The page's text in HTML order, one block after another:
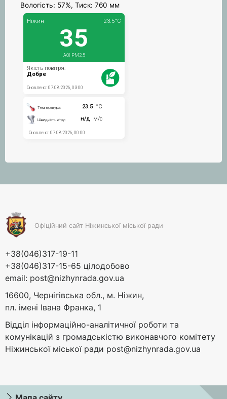
Вологість: 57%, Тиск: 760 мм
Офіційний сайт Ніжинської міської ради
+38(046)317-19-11
+38(046)317-15-65 цілодобово
email: post@nizhynrada.gov.ua
16600, Чернігівська обл., м. Ніжин,
пл. імені Івана Франка, 1
Відділ інформаційно-аналітичної роботи та
комунікацій з громадськістю виконавчого комітету
Ніжинської міської ради post@nizhynrada.gov.ua